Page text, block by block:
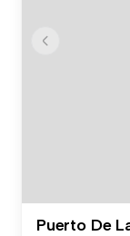
Puerto De